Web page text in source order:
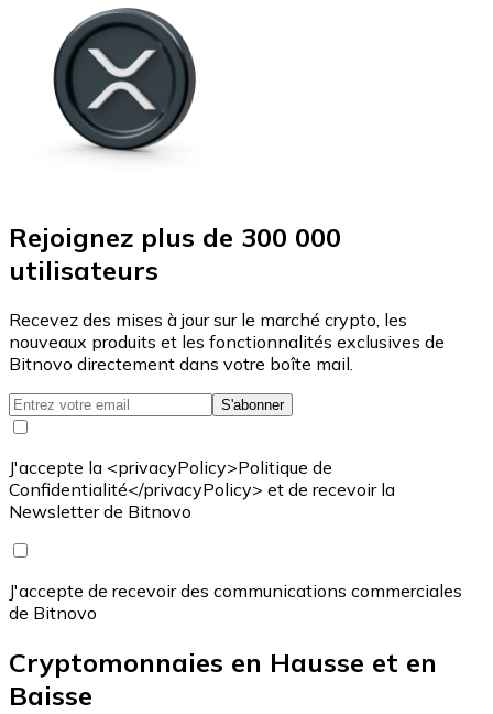
Rejoignez plus de 300 000
utilisateurs
Recevez des mises à jour sur le marché crypto, les
nouveaux produits et les fonctionnalités exclusives de
Bitnovo directement dans votre boîte mail.
S'abonner
J'accepte la <privacyPolicy>Politique de
Confidentialité</privacyPolicy> et de recevoir la
Newsletter de Bitnovo
J'accepte de recevoir des communications commerciales
de Bitnovo
Cryptomonnaies en Hausse et en
Baisse